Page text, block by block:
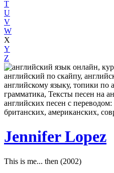
T
U
V
W
X
Y
Z
Jennifer Lopez
This is me... then (2002)